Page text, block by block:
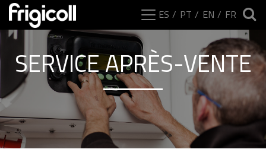
ES PT EN FR
SERVICE APRÈS-VENTE